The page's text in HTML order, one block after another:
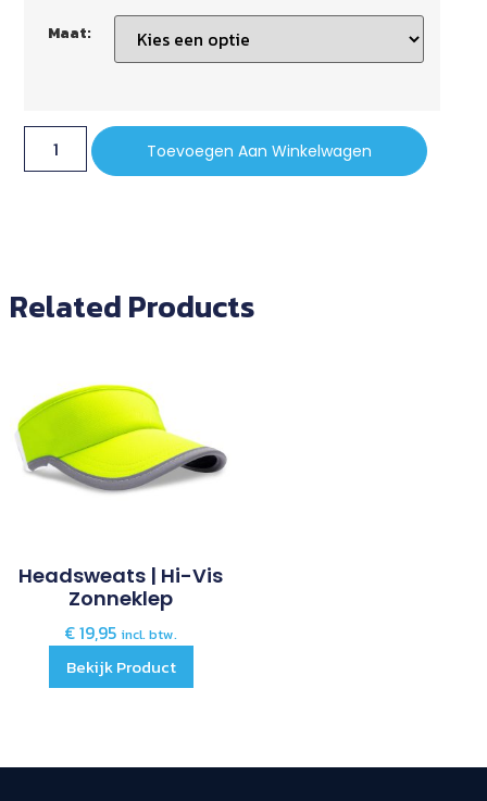
Maat:
Toevoegen Aan Winkelwagen
Related Products
Headsweats | Hi-Vis
Zonneklep
€19,95 incl. btw.
Bekijk Product